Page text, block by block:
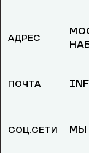
АДРЕС
ПОЧТА
СОЦ.СЕТИ МЫ